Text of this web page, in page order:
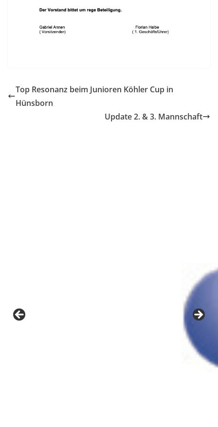
Top Resonanz beim Junioren Köhler Cup in
Hünsborn
Update 2. & 3. Mannschaft